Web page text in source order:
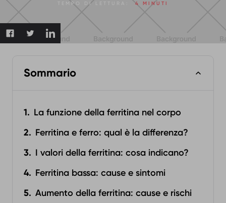
TEMPO DI LETTURA: 4 MINUTI
Sommario
La funzione della ferritina nel corpo
Ferritina e ferro: qual è la differenza?
I valori della ferritina: cosa indicano?
Ferritina bassa: cause e sintomi
Aumento della ferritina: cause e rischi